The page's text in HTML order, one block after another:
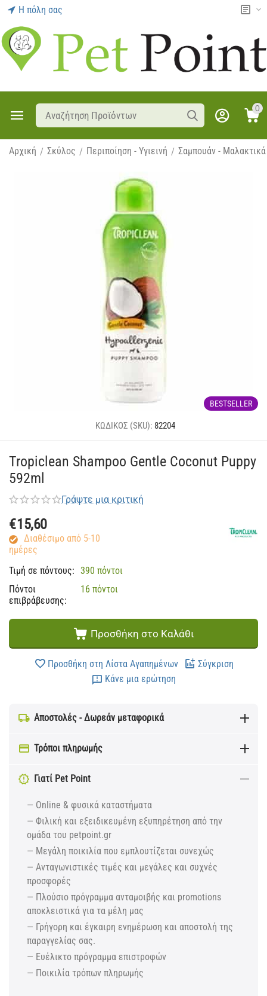
Η πόλη σας
0
Αρχική / Σκύλος / Περιποίηση - Υγιεινή / Σαμπουάν - Μαλακτικά
BESTSELLER
ΚΩΔΙΚΟΣ (SKU): 82204
Tropiclean Shampoo Gentle Coconut Puppy
592ml
Γράψτε μια κριτική
€15,60
Διαθέσιμο από 5-10
ημέρες
Τιμή σε πόντους: 390 πόντοι
Πόντοι
επιβράβευσης:
16 πόντοι
Προσθήκη στο Καλάθι
Προσθήκη στη Λίστα Αγαπημένων
Σύγκριση
Κάνε μια ερώτηση
Αποστολές - Δωρεάν μεταφορικά
Τρόποι πληρωμής
Γιατί Pet Point
— Online & φυσικά καταστήματα
— Φιλική και εξειδικευμένη εξυπηρέτηση από την
ομάδα του petpoint.gr
— Μεγάλη ποικιλία που εμπλουτίζεται συνεχώς
— Ανταγωνιστικές τιμές και μεγάλες και συχνές
προσφορές
— Πλούσιο πρόγραμμα ανταμοιβής και promotions
αποκλειστικά για τα μέλη μας
— Γρήγορη και έγκαιρη ενημέρωση και αποστολή της
παραγγελίας σας.
— Ευέλικτο πρόγραμμα επιστροφών
— Ποικιλία τρόπων πληρωμής